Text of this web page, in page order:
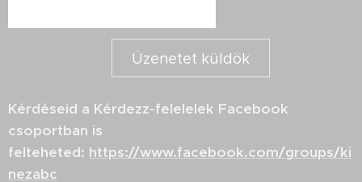
Üzenetet küldök
Kérdéseid a Kérdezz-felelelek Facebook
csoportban is
felteheted: https://www.facebook.com/groups/ki
nezabc